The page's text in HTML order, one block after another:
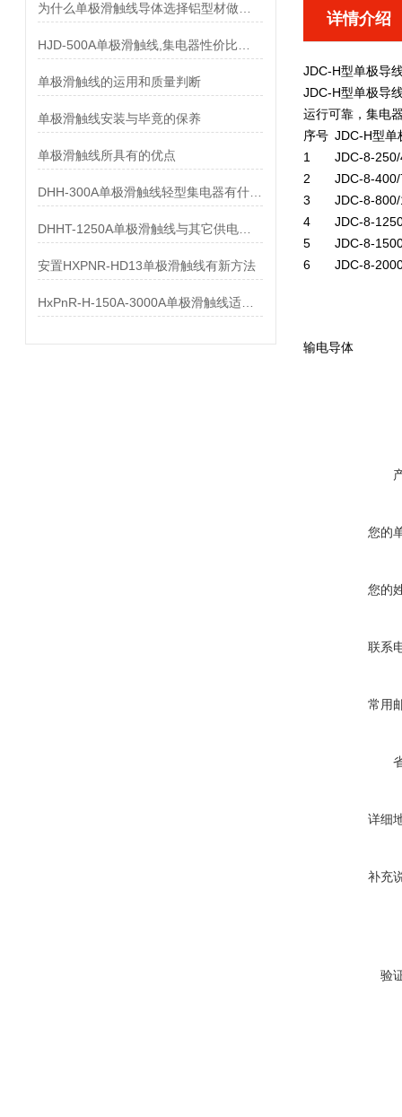
单极滑触线的运用和质量判断
单极滑触线安装与毕竟的保养
单极滑触线所具有的优点
安置HXPNR-HD13单极滑触线有新方法
详情介绍
JDC-H型单极导
JDC-H型单极导
运行可靠，集电
序号 JDC-H型单
1
JDC-8-
2
JDC-8-
3
JDC-8-
4
JDC-8-
5
JDC-8-
6
JDC-8-
输电导体
您的
您的
联系
常用
详细
补充
验